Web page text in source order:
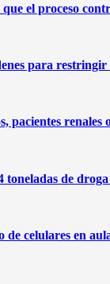
que el proceso
para
pacientes
toneladas de
celulares en